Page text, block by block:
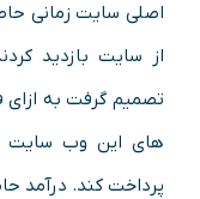
از سایت بازدید
تصمیم گرفت به ازای